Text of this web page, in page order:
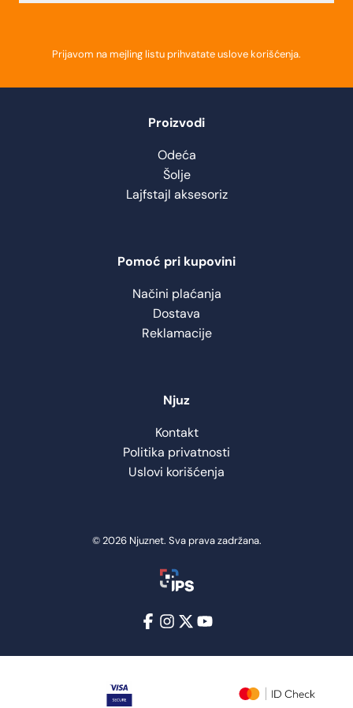
Prijavom na mejling listu prihvatateuslove korišćenja.
Proizvodi
Odeća
Šolje
Lajfstajl aksesoriz
Pomoć pri kupovini
Načini plaćanja
Dostava
Reklamacije
Njuz
Kontakt
Politika privatnosti
Uslovi korišćenja
© 2026 Njuznet. Sva prava zadržana.